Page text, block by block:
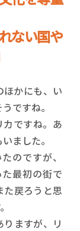
ない国や
ほかにも、い
ですね。
カですね。あ
ました。
のですが、
最初の街で
た戻ろうと思
ますが、リ